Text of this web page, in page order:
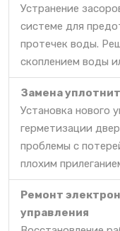
Устранение
системе для
протечек воды.
скоплением воды
Замена
Установка нового
герметизации
проблемы с
плохим
Ремонт
управления